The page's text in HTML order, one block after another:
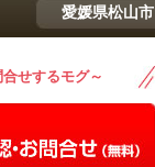
愛媛県松山市
せするモグ～